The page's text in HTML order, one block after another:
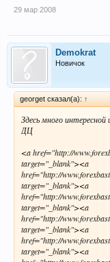
29 мар 2008
Demokrat
Новичок
georget сказал(а): ↑
Здесь много
ДЦ
<a href="http://
target="_blank"><a
href="http://
target="_blank"><a
href="http://
target="_blank"><a
href="http://
target="_blank"><a
href="http://
target="_blank"><a